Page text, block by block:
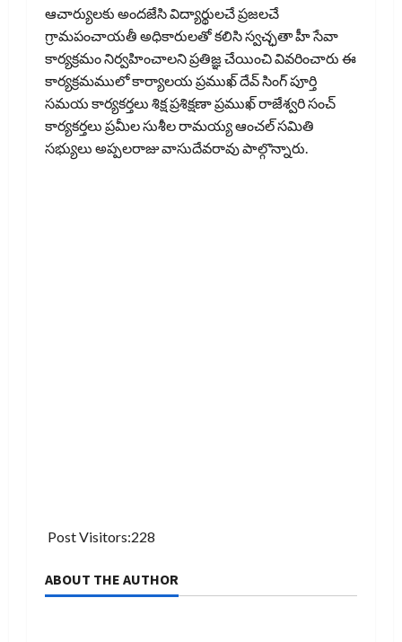
ఆచార్యులకు అందజేసి విద్యార్థులచే ప్రజలచే
గ్రామపంచాయతీ అధికారులతో కలిసి స్వచ్ఛతా హీ సేవా
కార్యక్రమం నిర్వహించాలని ప్రతిజ్ఞ చేయించి వివరించారు ఈ
కార్యక్రమములో కార్యాలయ ప్రముఖ్ దేవ్ సింగ్ పూర్తి
సమయ కార్యకర్తలు శిక్ష ప్రశిక్షణా ప్రముఖ్ రాజేశ్వరి సంచ్
కార్యకర్తలు ప్రమీల సుశీల రామయ్య ఆంచల్ సమితి
సభ్యులు అప్పలరాజు వాసుదేవరావు పాల్గొన్నారు.
Post Visitors:228
ABOUT THE AUTHOR